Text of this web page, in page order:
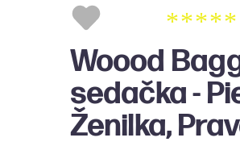
Woood
sedačka -
Ženilka,